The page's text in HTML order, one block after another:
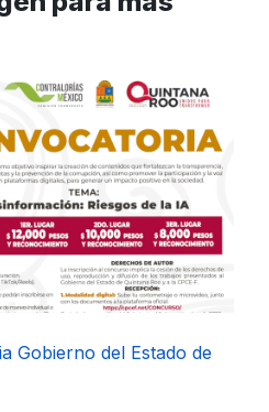
Gobierno del Estado de